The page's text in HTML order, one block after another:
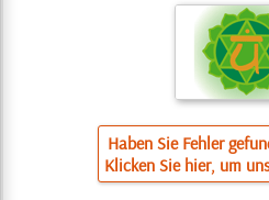
Haben Sie Fehler
Klicken Sie hier, um